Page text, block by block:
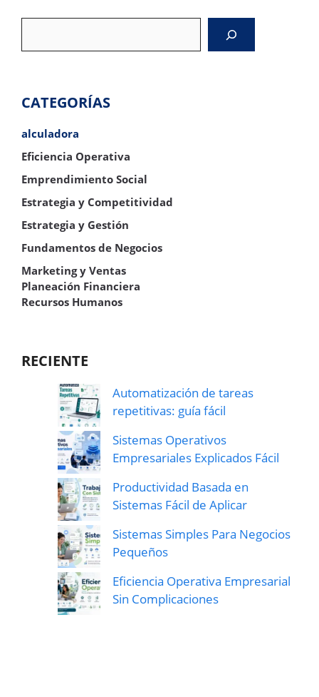
CATEGORÍAS
alculadora
Eficiencia Operativa
Emprendimiento Social
Estrategia y Competitividad
Estrategia y Gestión
Fundamentos de Negocios
Marketing y Ventas
Planeación Financiera
Recursos Humanos
RECIENTE
Automatización de tareas
repetitivas: guía fácil
Sistemas Operativos
Empresariales Explicados Fácil
Productividad Basada en
Sistemas Fácil de Aplicar
Sistemas Simples Para Negocios
Pequeños
Eficiencia Operativa Empresarial
Sin Complicaciones